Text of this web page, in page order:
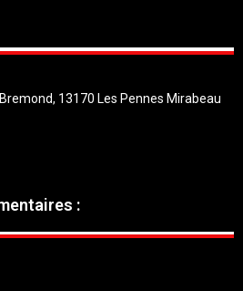
13170 Les Pennes Mirabeau
: